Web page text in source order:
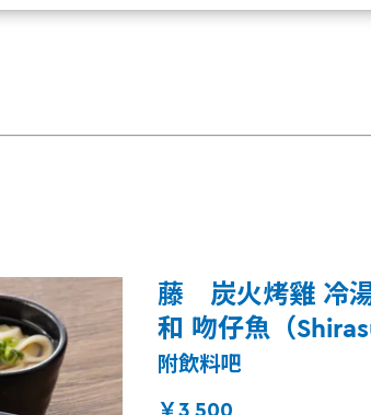
藤 炭火烤雞 冷
和 吻仔魚（
附飲料吧
￥3,500